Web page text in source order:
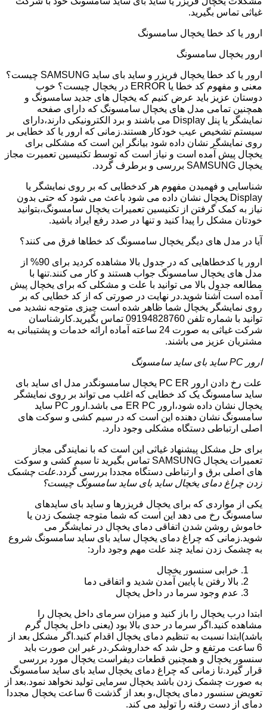
غیاثی تماس بگیرید.
ارور یا کد خطا یخچال سامسونگ
ارور یخچال سامسونگ
ارور یا کد خطا یخچال فریزر و ساید بای ساید SAMSUNG چیست؟
معنی و مفهوم کد خطا یا ERROR در یخچال چیست؟ خوب
دوستان عزیز باید عرض کنیم که یخچال های جدید سامسونگ و
همچنین تمامی مدل های یخچال سامسونگ که دارای صفحه
نمایشگر یا پنل Display می باشند و برد الکترونیکی دارند،دارای
سیستم تشخیص عیب خودکار هستند.زمانی که ارور یا کد خطایی بر
روی نمایشگر نشان داده شود بیانگر این است که مشکلی برای
یخچال پیش آمده است و نیاز است که توسط تکنیسین تعمیرت مجاز
یخچال SAMSUNG بررسی و برطرف گردد.
شناسایی و فهمیدن مفهوم هر کدخطایی که بر روی نمایشگر یا
Display یخچال نشان داده می شود باعث می شود که حتی بدون
نیاز به کمک گرفتن از تکنیسین تعمیرات یخچال سامسونگ،بتوانید
خودتان مشکل را پیدا کنید و تنها در صدد رفع ایراد باشید.
آیا در مدل های دیگر یخچال سامسونگ کد خطاها فرق می کنند؟
ارور یا کدخطاهایی که در جدول بالا مشاهده کردید برای 90% از
مدل های یخچال سامسونگ جواب هستند و کار می کنند.تنها با
مطالعه جدول بالا می توانید با علت و مشکلی که برای یخچال پیش
آمده است آشنا شوید.در نهایت در صورتی که از کد خطایی که بر
روی نمایشگر یخچال شما ظاهر شده است چیزی متوجه نشدید می
توانید با شماره تلفن 09194828760 تماس بگیرید.کارشناسان
شرکت غیاثی به صورت 24 ساعته آماده ارائه خدمات و پشتیبانی به
مشتریان عزیز می باشند.
ارور PC ساید بای ساید سامسونگ
علت رخ دادن ارور PC ER یخچال سامسونگدر مدل ای ساید بای
ساید سامسونگ یک کد خطایی که اغلب می تواند بر روی نمایشگر
یخچال نشان داده شود،ارور ER PC می باشد.ارور PC ساید
سامسونگ نشان دهنده این است که در سیم کشی و سوکت های
اصلی ارتباطی دستگاه مشکلی وجود دارد.
برای حل مشکل پیشنهاد غیاثی این است که با نمایندگی مجاز
تعمیرات یخچال SAMSUNG تماس بگیرید تا سیم کشی و سوکت
های اصلی برق و ارتباطی دستگاه مجددا بررسی گردد.علت چشمک
زدن چراغ دمای یخچال ساید بای ساید سامسونگ چیست؟
یکی از مواردی که برای یخچال فریزرها و ساید بای سایدهای
سامسونگ رخ می دهد این است که شما متوجه چشمک زدن یا
خاموش روشن شدن اتفاقی دمای یخچال در نمایشگر می
شوید.زمانی که چراغ دمای یخچال ساید بای ساید سامسونگ شروع
به چشمک زدن نماید چند علت مهم وجود دارد:
خرابی سنسور یخچال
بالا رفتن یا پایین آمدن شدید و اتفاقی دما
عدم وجود سرما در داخل یخچال
ابتدا درب یخچال را باز کنید و میزان سرمای داخل یخچال را
مشاهده کنید.اگر سرما در حدی بالا بود (یعنی داخل یخچال گرم
باشد)ابتدا نسبت به تنظیم دمای یخچال اقدام کنید.اگر مشکل بعد از
6 ساعت مرتفع و حل شد که خداروشکر.در غیر این صورت باید
سنسور یخچال و همچنین قطعات دیفراست یخچال مورد بررسی
قرار گیرد.تا زمانی که چراغ دمای یخچال ساید بای ساید سامسونگ
به صورت چشمک زدن باشد یخچال سرمایی تولید نخواهد نمود.بعد از
تعویض سنسور دمای یخچال،و بعد از گذشت 6 ساعت یخچال مجددا
دمای از دست رفته را تولید می کند.